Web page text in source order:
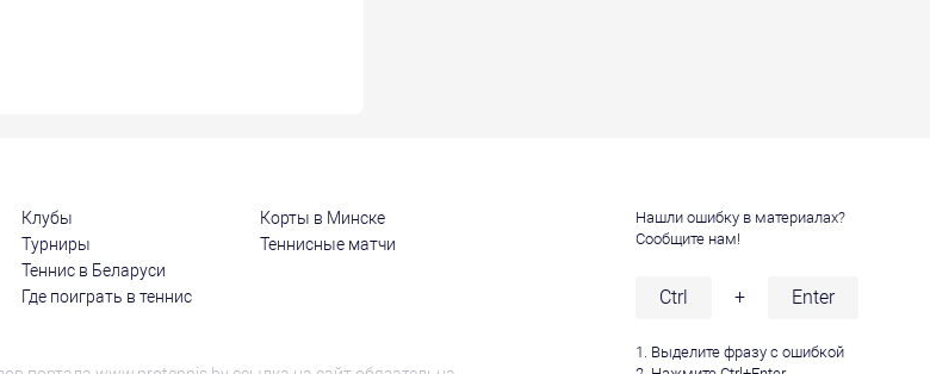
Клубы
Турниры
Теннис в Беларуси
Где поиграть в теннис
Корты в Минске
Теннисные матчи
Нашли ошибку в материалах?
Сообщите нам!
Ctrl + Enter
1. Выделите фразу с ошибкой